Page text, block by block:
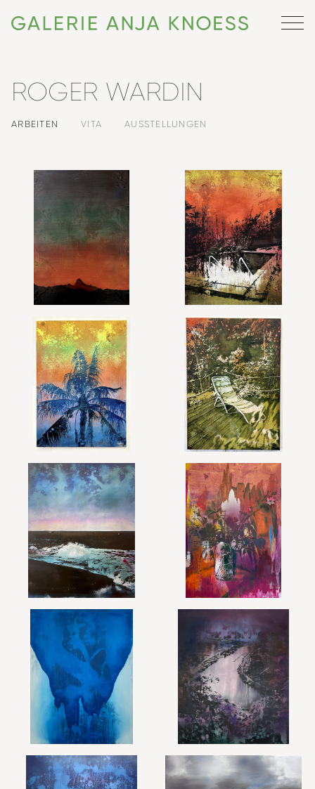
ROGER WARDIN
ARBEITEN VITA AUSSTELLUNGEN